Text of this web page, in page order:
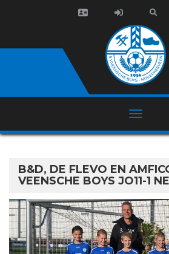
B&D, DE FLEVO EN
VEENSCHE BOYS JO11-1